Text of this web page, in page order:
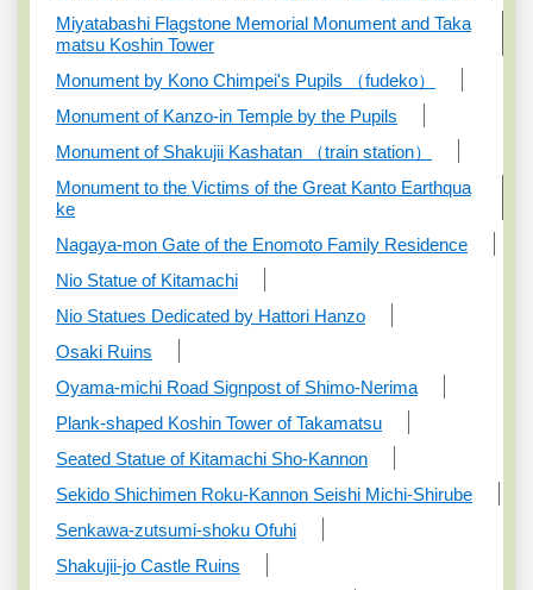
Miyatabashi Flagstone Memorial Monument and Taka
matsu Koshin Tower
Monument by Kono Chimpei's Pupils （fudeko）
Monument of Kanzo-in Temple by the Pupils
Monument of Shakujii Kashatan （train station）
Monument to the Victims of the Great Kanto Earthqua
ke
Nagaya-mon Gate of the Enomoto Family Residence
Nio Statue of Kitamachi
Nio Statues Dedicated by Hattori Hanzo
Osaki Ruins
Oyama-michi Road Signpost of Shimo-Nerima
Plank-shaped Koshin Tower of Takamatsu
Seated Statue of Kitamachi Sho-Kannon
Sekido Shichimen Roku-Kannon Seishi Michi-Shirube
Senkawa-zutsumi-shoku Ofuhi
Shakujii-jo Castle Ruins